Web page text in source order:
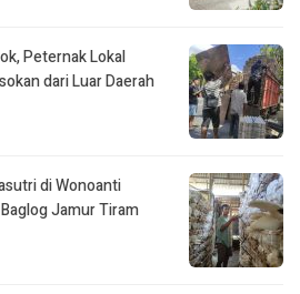
Peternak Lokal
dari Luar Daerah
di Wonoanti
Jamur Tiram